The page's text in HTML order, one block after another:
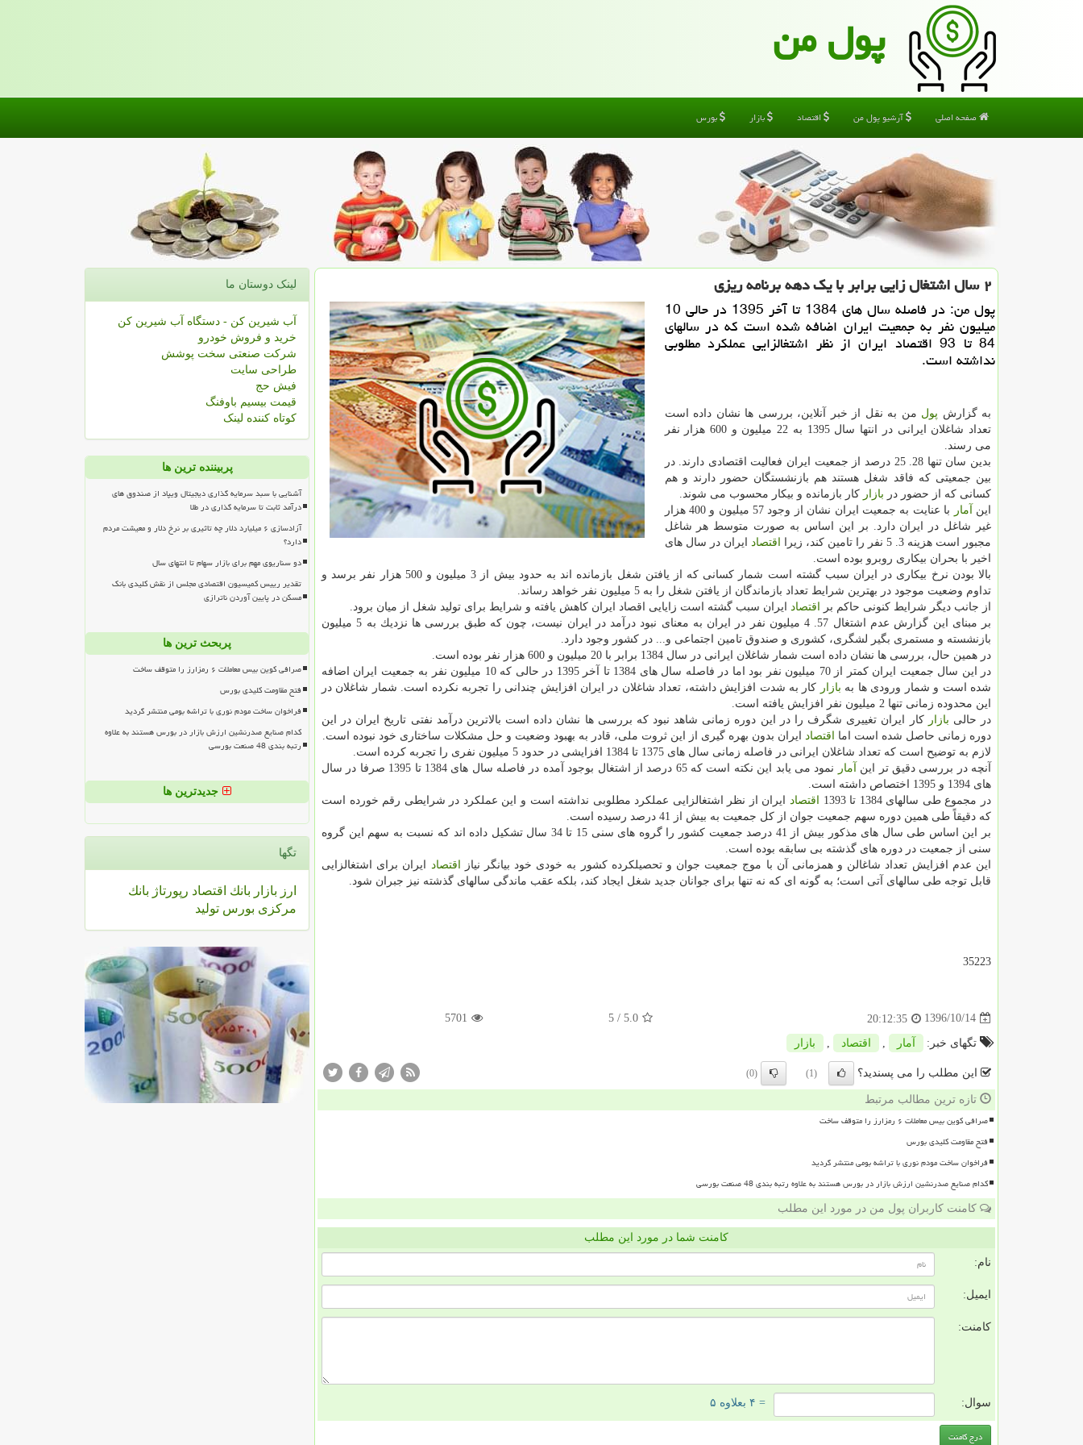
پول من
صفحه اصلی آرشیو پول من اقتصاد بازار بورس
۲ سال اشتغال زایی برابر با یك دهه برنامه ریزی
پول من: در فاصله سال های 1384 تا آخر 1395 در حالی 10
میلیون نفر به جمعیت ایران اضافه شده است كه در سالهای
84 تا 93 اقتصاد ایران از نظر اشتغالزایی عملكرد مطلوبی
نداشته است.
به گزارش پول من به نقل از خبر آنلاین، بررسی ها نشان داده است
تعداد شاغلان ایرانی در انتها سال 1395 به 22 میلیون و 600 هزار نفر
می رسند.
بدین سان تنها 28. 25 درصد از جمعیت ایران فعالیت اقتصادی دارند. در
بین جمعیتی كه فاقد شغل هستند هم بازنشستگان حضور دارند و هم
كسانی كه از حضور در بازار كار بازمانده و بیكار محسوب می شوند.
این
آمار
با عنایت به جمعیت ایران نشان از وجود 57 میلیون و 400 هزار
غیر شاغل در ایران دارد. بر این اساس به صورت متوسط هر شاغل
مجبور است هزینه 3. 5 نفر را تامین كند، زیرا
اقتصاد ایران در سال های
اخیر با بحران بیكاری روبرو بوده است.
بالا بودن نرخ بیكاری در ایران سبب گشته است شمار كسانی كه از یافتن شغل بازمانده اند به حدود بیش از 3 میلیون و 500 هزار نفر برسد و
تداوم وضعیت موجود در بهترین شرایط تعداد بازماندگان از یافتن شغل را به 5 میلیون نفر خواهد رساند.
از جانب دیگر شرایط كنونی حاكم بر
اقتصاد ایران سبب گشته است زایایی اقصاد ایران كاهش یافته و شرایط برای تولید شغل از میان برود.
بر مبنای این گزارش عدم اشتغال 57. 4 میلیون نفر در ایران به معنای نبود درآمد در ایران نیست، چون كه طبق بررسی ها نزدیك به 5 میلیون
بازنشسته و مستمری بگیر لشگری، كشوری و صندوق تامین اجتماعی و... در كشور وجود دارد.
در همین حال، بررسی ها نشان داده است شمار شاغلان ایرانی در سال 1384 برابر با 20 میلیون و 600 هزار نفر بوده است.
در این سال جمعیت ایران كمتر از 70 میلیون نفر بود اما در فاصله سال های 1384 تا آخر 1395 در حالی كه 10 میلیون نفر به جمعیت ایران اضافه
شده است و شمار ورودی ها به بازار كار به شدت افزایش داشته، تعداد شاغلان در ایران افزایش چندانی را تجربه نكرده است. شمار شاغلان در
این محدوده زمانی تنها 2 میلیون نفر افزایش یافته است.
در حالی بازار كار ایران تغییری شگرف را در این دوره زمانی شاهد نبود كه بررسی ها نشان داده است بالاترین درآمد نفتی تاریخ ایران در این
دوره زمانی حاصل شده است اما
اقتصاد ایران بدون بهره گیری از این ثروت ملی، قادر به بهبود وضعیت و حل مشكلات ساختاری خود نبوده است.
لازم به توضیح است كه تعداد شاغلان ایرانی در فاصله زمانی سال های 1375 تا 1384 افزایشی در حدود 5 میلیون نفری را تجربه كرده است.
آنچه در بررسی دقیق تر این
آمار
نمود می یابد این نكته است كه 65 درصد از اشتغال بوجود آمده در فاصله سال های 1384 تا 1395 صرفا در سال
های 1394 و 1395 اختصاص داشته است.
در مجموع طی سالهای 1384 تا 1393
اقتصادایران از نظر اشتغالزایی عملكرد مطلوبی نداشته است و این عملكرد در شرایطی رقم خورده است
كه دقیقاً طی همین دوره سهم جمعیت جوان از كل جمعیت به بیش از 41 درصد رسیده است.
بر این اساس طی سال های مذكور بیش از 41 درصد جمعیت كشور را گروه های سنی 15 تا 34 سال تشكیل داده اند كه نسبت به سهم این گروه
سنی از جمعیت در دوره های گذشته بی سابقه بوده است.
این عدم افزایش تعداد شاغالن و همزمانی آن با موج جمعیت جوان و تحصیلكرده كشور به خودی خود بیانگر نیاز
اقتصاد ایران برای اشتغالزایی
قابل توجه طی سالهای آتی است؛ به گونه ای كه نه تنها برای جوانان جدید شغل ایجاد كند، بلكه عقب ماندگی سالهای گذشته نیز جبران شود.
35223
1396/10/14
20:12:35
5.0
/ 5
5701
تگهای خبر: آمار اقتصاد بازار
این مطلب را می پسندید؟ (1)
(0)
تازه ترین مطالب مرتبط
صرافی کوین بیس معاملات ۶ رمزارز را متوقف ساخت
فتح مقاومت کلیدی بورس
فراخوان ساخت مودم نوری با تراشه بومی منتشر گردید
کدام صنایع صدرنشین ارزش بازار در بورس هستند به علاوه رتبه بندی 48 صنعت بورسی
کامنت کاربران پول من در مورد این مطلب
کامنت شما در مورد این مطلب
نام:
ایمیل:
کامنت:
سوال: = ۴ بعلاوه ۵
لینک دوستان ما
آب شیرین کن - دستگاه آب شیرین کن
خرید و فروش خودرو
شرکت صنعتی سخت پوشش
طراحی سایت
فیش حج
قیمت بیسیم باوفنگ
کوتاه کننده لینک
پربیننده ترین ها
آشنایی با سبد سرمایه گذاری دیجیتال ویپاد از صندوق های
درآمد ثابت تا سرمایه گذاری در طلا
آزادسازی ۶ میلیارد دلار چه تاثیری بر نرخ دلار و معیشت مردم
دارد؟
دو سناریوی مهم برای بازار سهام تا انتهای سال
تقدیر رییس کمیسیون اقتصادی مجلس از نقش کلیدی بانک
مسکن در پایین آوردن ناترازی
پربحث ترین ها
صرافی کوین بیس معاملات ۶ رمزارز را متوقف ساخت
فتح مقاومت کلیدی بورس
فراخوان ساخت مودم نوری با تراشه بومی منتشر گردید
کدام صنایع صدرنشین ارزش بازار در بورس هستند به علاوه
رتبه بندی 48 صنعت بورسی
جدیدترین ها
تگها
ارز بازار بانك اقتصاد رپورتاژ بانك
مركزی بورس تولید